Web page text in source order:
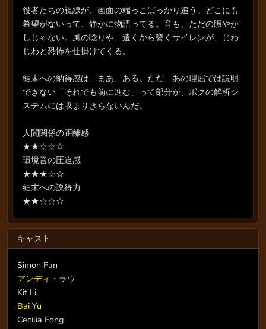
役者たちの視線が、画面の端っこばっかり追う。どこにも
希望がないって、静かに物語ってる。音も、ただの賑やか
しじゃない。風の唸りや、遠くから響くサイレンが、じわ
じわと恐怖を仕掛けてくる。
結末への納得感は、まあ、ある。ただ、あの理屈では説明
できない「それでも前に進む」って部分が、ボクの解析シ
ステムには収まりきらないんだ。
人間関係の距離感
★★☆☆☆
環境音の圧迫感
★★★☆☆
結末への説得力
★★☆☆☆
キャスト
Simon Fan
アンディ・ラウ
Kit Li
Bai Yu
Cecilia Fong